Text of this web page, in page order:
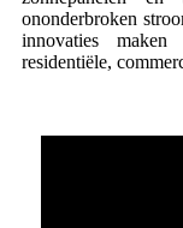
ononderbroken
innovaties maken
residentiële,